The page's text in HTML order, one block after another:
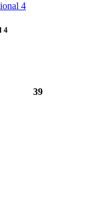
4
4
39